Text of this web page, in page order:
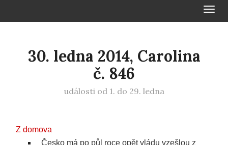
30. ledna 2014, Carolina
č. 846
události od 1. do 29. ledna
Z domova
Česko má po půl roce opět vládu vzešlou z